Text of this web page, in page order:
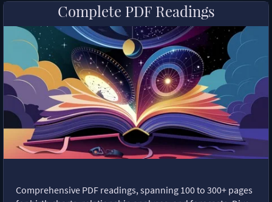
Complete PDF Readings
Comprehensive PDF readings, spanning 100 to 300+ pages